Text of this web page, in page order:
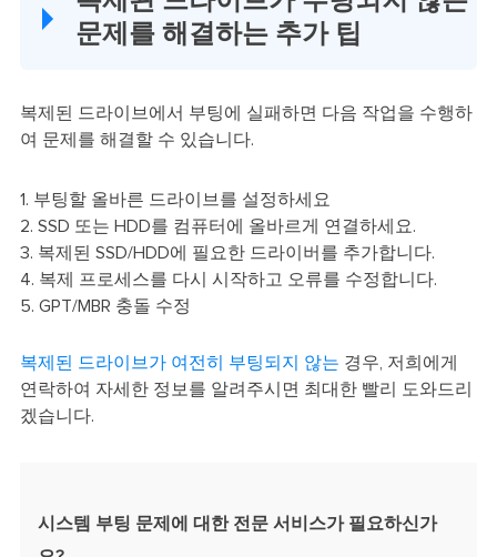
문제를 해결하는 추가 팁
복제된 드라이브에서 부팅에 실패하면 다음 작업을 수행하
여 문제를 해결할 수 있습니다.
1. 부팅할 올바른 드라이브를 설정하세요
2. SSD 또는 HDD를 컴퓨터에 올바르게 연결하세요.
3. 복제된 SSD/HDD에 필요한 드라이버를 추가합니다.
4. 복제 프로세스를 다시 시작하고 오류를 수정합니다.
5. GPT/MBR 충돌 수정
복제된 드라이브가 여전히 부팅되지 않는 경우, 저희에게
연락하여 자세한 정보를 알려주시면 최대한 빨리 도와드리
겠습니다.
시스템 부팅 문제에 대한 전문 서비스가 필요하신가